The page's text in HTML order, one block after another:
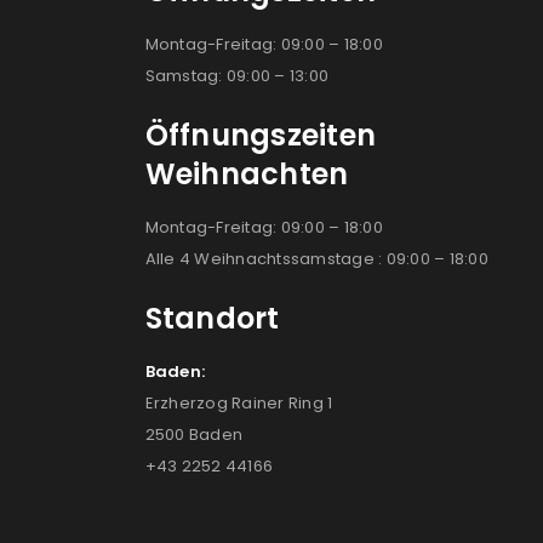
Montag-Freitag: 09:00 – 18:00
Samstag: 09:00 – 13:00
Öffnungszeiten
Weihnachten
Montag-Freitag: 09:00 – 18:00
Alle 4 Weihnachtssamstage : 09:00 – 18:00
Standort
Baden:
Erzherzog Rainer Ring 1
2500 Baden
+43 2252 44166